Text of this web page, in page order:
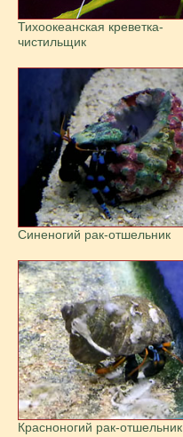
Тихоокеанская креветка-
чистильщик
Синеногий рак-отшельник
Красноногий рак-отшельник